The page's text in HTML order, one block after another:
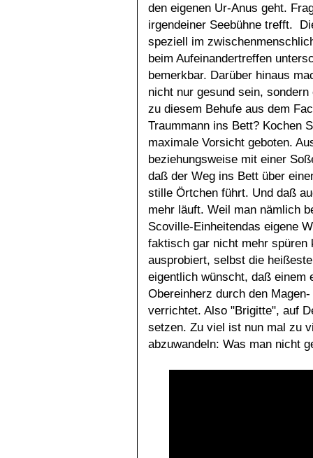
den eigenen Ur-Anus geht.
irgendeiner Seebühne trefft.
speziell im
beim Aufeinandertreffen
bemerkbar. Darüber hinaus
nicht nur gesund sein,
zu diesem Behufe aus dem
Traummann ins Bett? Kochen
maximale Vorsicht geboten.
beziehungsweise mit einer
daß der Weg ins Bett über
stille Örtchen führt. Und daß
mehr läuft. Weil man nämlich
Scoville-Einheitendas eigene
faktisch gar nicht mehr spüren
ausprobiert, selbst die
eigentlich wünscht, daß einem
Obereinherz durch den
verrichtet. Also "Brigitte", auf
setzen. Zu viel ist nun mal zu
abzuwandeln: Was man nicht